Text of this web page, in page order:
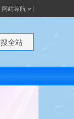
网站导航
搜全站